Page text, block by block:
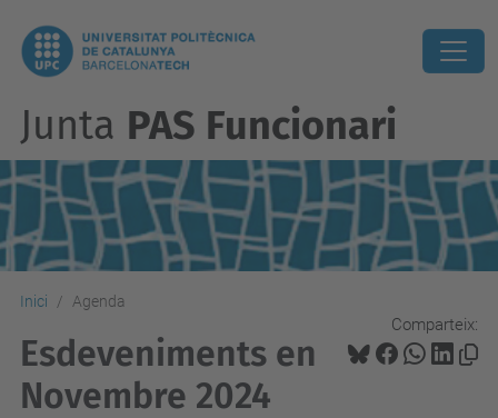
Junta PAS Funcionari
Inici Agenda
Comparteix:
Esdeveniments en
Novembre 2024